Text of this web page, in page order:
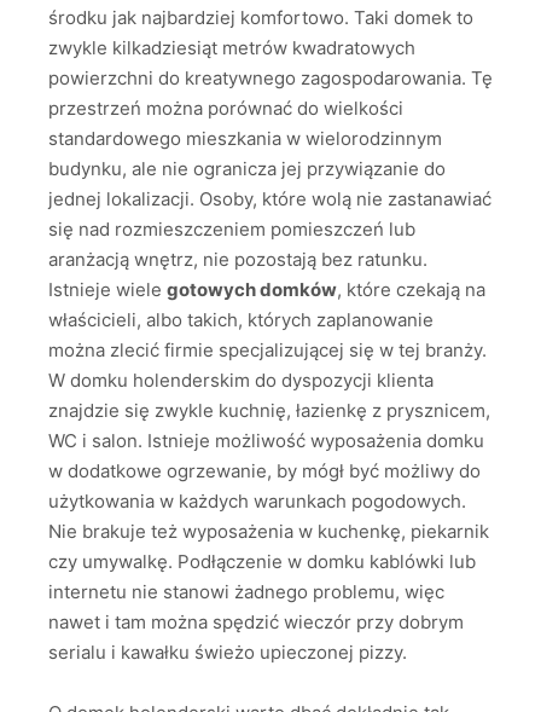
środku jak najbardziej komfortowo. Taki domek to
zwykle kilkadziesiąt metrów kwadratowych
powierzchni do kreatywnego zagospodarowania. Tę
przestrzeń można porównać do wielkości
standardowego mieszkania w wielorodzinnym
budynku, ale nie ogranicza jej przywiązanie do
jednej lokalizacji. Osoby, które wolą nie zastanawiać
się nad rozmieszczeniem pomieszczeń lub
aranżacją wnętrz, nie pozostają bez ratunku.
Istnieje wiele gotowych domków, które czekają na
właścicieli, albo takich, których zaplanowanie
można zlecić firmie specjalizującej się w tej branży.
W domku holenderskim do dyspozycji klienta
znajdzie się zwykle kuchnię, łazienkę z prysznicem,
WC i salon. Istnieje możliwość wyposażenia domku
w dodatkowe ogrzewanie, by mógł być możliwy do
użytkowania w każdych warunkach pogodowych.
Nie brakuje też wyposażenia w kuchenkę, piekarnik
czy umywalkę. Podłączenie w domku kablówki lub
internetu nie stanowi żadnego problemu, więc
nawet i tam można spędzić wieczór przy dobrym
serialu i kawałku świeżo upieczonej pizzy.